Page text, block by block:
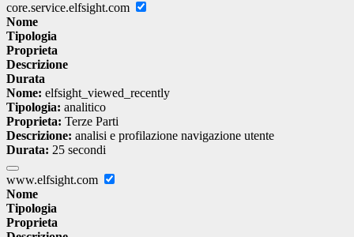
core.service.elfsight.com
Nome
Tipologia
Proprieta
Descrizione
Durata
Nome: elfsight_viewed_recently
Tipologia: analitico
Proprieta: Terze Parti
Descrizione: analisi e profilazione navigazione utente
Durata: 25 secondi
www.elfsight.com
Nome
Tipologia
Proprieta